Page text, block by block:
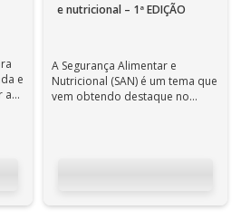
e
as
e nutricional – 1ª EDIÇÃO
A Segurança Alimentar e
Nutricional (SAN) é um tema que
vem obtendo destaque no